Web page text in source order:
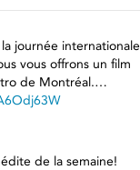
journée internationale
vous offrons un film
de Montréal.…
de la semaine!